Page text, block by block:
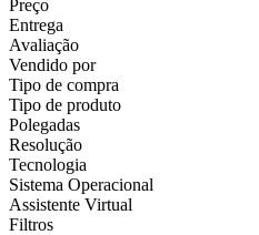
Preço
Entrega
Avaliação
Vendido por
Tipo de compra
Tipo de produto
Polegadas
Resolução
Tecnologia
Sistema Operacional
Assistente Virtual
Filtros